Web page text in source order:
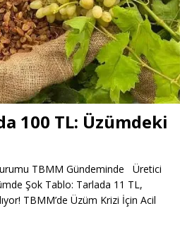
100 TL: Üzümdeki
TBMM Gündeminde Üretici
Şok Tablo: Tarlada 11 TL,
TBMM’de Üzüm Krizi İçin Acil